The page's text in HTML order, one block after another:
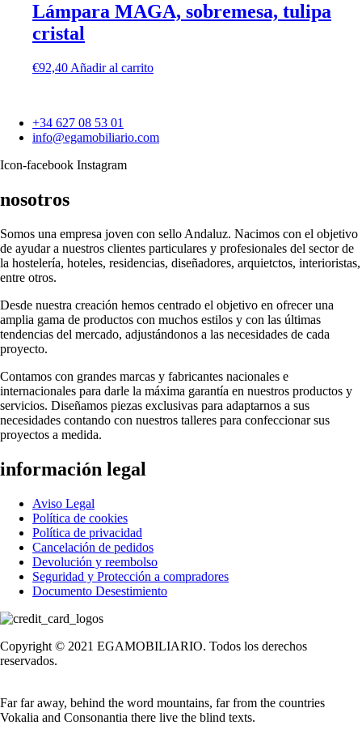
Lámpara MAGA, sobremesa, tulipa
cristal
€92,40 Añadir al carrito
+34 627 08 53 01
info@egamobiliario.com
Icon-facebook Instagram
nosotros
Somos una empresa joven con sello Andaluz. Nacimos con el objetivo
de ayudar a nuestros clientes particulares y profesionales del sector de
la hostelería, hoteles, residencias, diseñadores, arquietctos, interioristas,
entre otros.
Desde nuestra creación hemos centrado el objetivo en ofrecer una
amplia gama de productos con muchos estilos y con las últimas
tendencias del mercado, adjustándonos a las necesidades de cada
proyecto.
Contamos con grandes marcas y fabricantes nacionales e
internacionales para darle la máxima garantía en nuestros productos y
servicios. Diseñamos piezas exclusivas para adaptarnos a sus
necesidades contando con nuestros talleres para confeccionar sus
proyectos a medida.
información legal
Aviso Legal
Política de cookies
Política de privacidad
Cancelación de pedidos
Devolución y reembolso
Seguridad y Protección a compradores
Documento Desestimiento
Copyright © 2021 EGAMOBILIARIO. Todos los derechos
reservados.
Far far away, behind the word mountains, far from the countries
Vokalia and Consonantia there live the blind texts.